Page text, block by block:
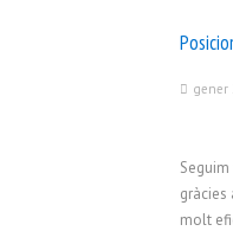
gener
gràcies
molt